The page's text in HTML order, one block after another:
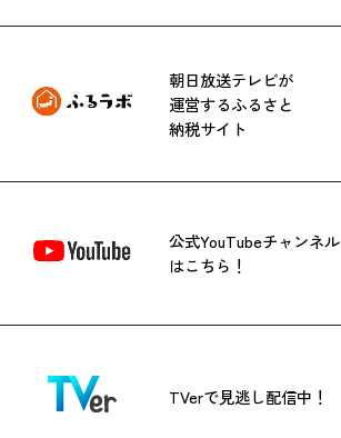
朝日放送テレビが
運営するふるさと
納税サイト
公式YouTubeチャンネル
はこちら！
TVerで見逃し配信中！